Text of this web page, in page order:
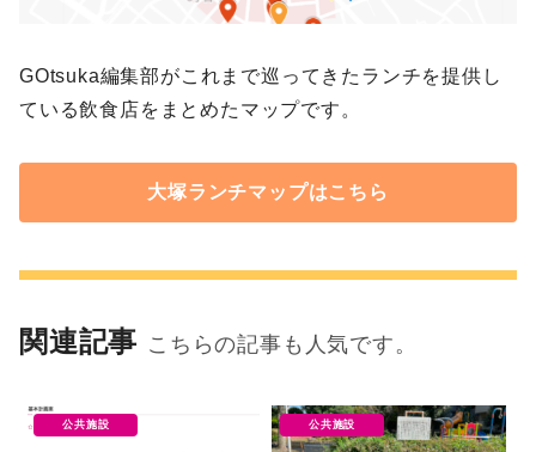
GOtsuka編集部がこれまで巡ってきたランチを提供し
ている飲食店をまとめたマップです。
大塚ランチマップはこちら
関連記事 こちらの記事も人気です。
公共施設 公共施設